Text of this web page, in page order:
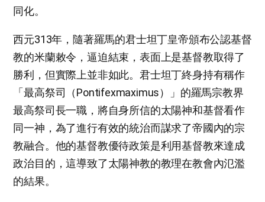
同化。
西元313年，隨著羅馬的君士坦丁皇帝頒布公認基督
教的米蘭敕令，逼迫結束，表面上是基督教取得了
勝利，但實際上並非如此。君士坦丁終身持有稱作
「最高祭司（Pontifexmaximus）」的羅馬宗教界
最高祭司長一職，將自身所信的太陽神和基督看作
同一神，為了進行有效的統治而謀求了帝國內的宗
教融合。他的基督教優待政策是利用基督教來達成
政治目的，這導致了太陽神教的教理在教會內氾濫
的結果。